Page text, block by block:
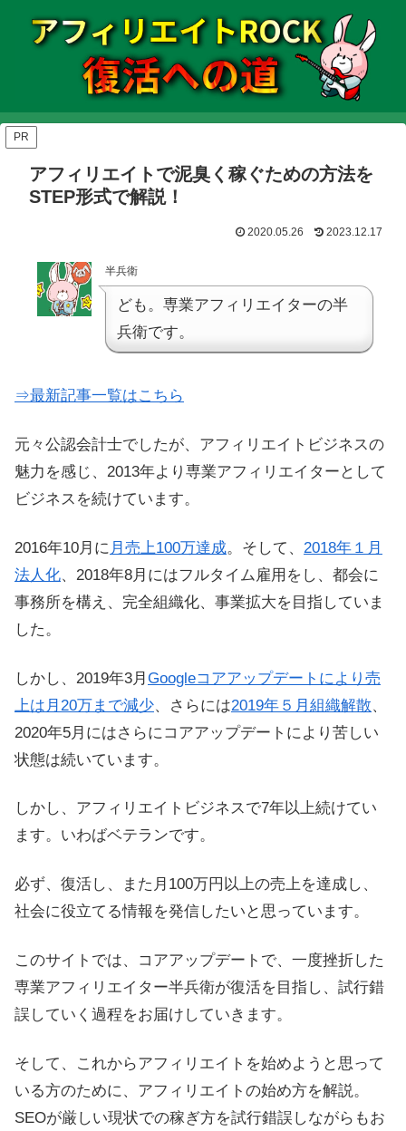
PR
アフィリエイトで泥臭く稼ぐための方法を
STEP形式で解説！
2020.05.26 2023.12.17
半兵衛
ども。専業アフィリエイターの半
兵衛です。
⇒最新記事一覧はこちら
元々公認会計士でしたが、アフィリエイトビジネスの
魅力を感じ、2013年より専業アフィリエイターとして
ビジネスを続けています。
2016年10月に 月売上100万達成。そして、 2018年１月
法人化、2018年8月にはフルタイム雇用をし、都会に
事務所を構え、完全組織化、事業拡大を目指していま
した。
しかし、2019年3月 Googleコアアップデートにより売
上は月20万まで減少、さらには2019年５月組織解散、
2020年5月にはさらにコアアップデートにより苦しい
状態は続いています。
しかし、アフィリエイトビジネスで7年以上続けてい
ます。いわばベテランです。
必ず、復活し、また月100万円以上の売上を達成し、
社会に役立てる情報を発信したいと思っています。
このサイトでは、コアアップデートで、一度挫折した
専業アフィリエイター半兵衛が復活を目指し、試行錯
誤していく過程をお届けしていきます。
そして、これからアフィリエイトを始めようと思って
いる方のために、アフィリエイトの始め方を解説。
SEOが厳しい現状での稼ぎ方を試行錯誤しながらもお